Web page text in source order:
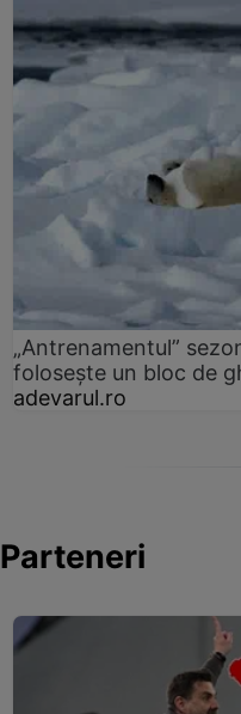
„Antrenamentul”
folosește un bloc de
adevarul.ro
Parteneri